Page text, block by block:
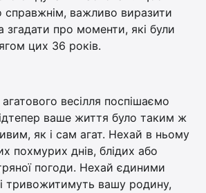
справжнім, важливо виразити
згадати про моменти, які були
цих 36 років.
весілля поспішаємо
ваше життя було таким ж
як і сам агат. Нехай в ньому
похмурих днів, блідих або
погоди. Нехай єдиними
тривожитимуть вашу родину,